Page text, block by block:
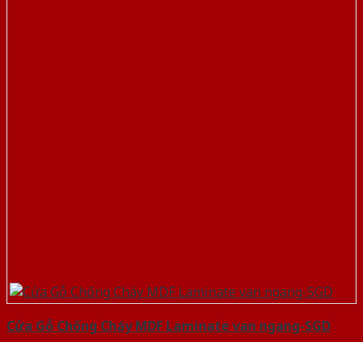
Cửa Gỗ Chống Cháy MDF Laminate van ngang-SGD